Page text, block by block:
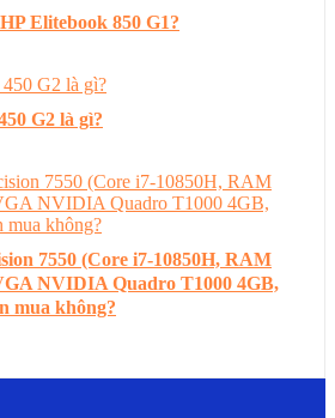
Elitebook 850 G1?
G2 là gì?
7550 (Core i7-10850H, RAM
NVIDIA Quadro T1000 4GB,
mua không?